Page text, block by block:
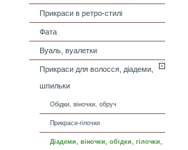
Прикраси в ретро-стилі
Фата
Вуаль, вуалетки
Прикраси для волосся, діадеми,
шпильки
Обідки, віночки, обруч
Прикраси-гілочки
Діадеми, віночки, обідки, гілочки,